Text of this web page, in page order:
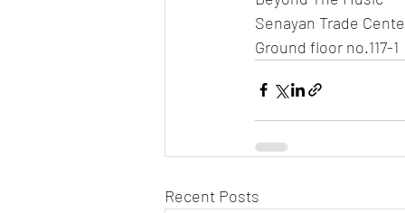
Senayan Trade
Ground floor no.117-1
Recent Posts